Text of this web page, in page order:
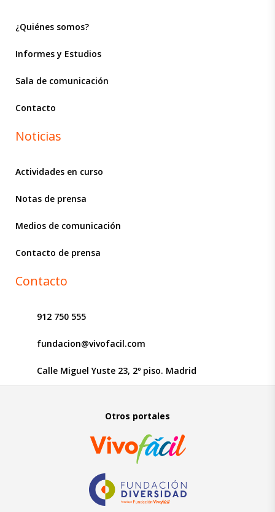
¿Quiénes somos?
Informes y Estudios
Sala de comunicación
Contacto
Noticias
Actividades en curso
Notas de prensa
Medios de comunicación
Contacto de prensa
Contacto
912 750 555
fundacion@vivofacil.com
Calle Miguel Yuste 23, 2º piso. Madrid
Otros portales